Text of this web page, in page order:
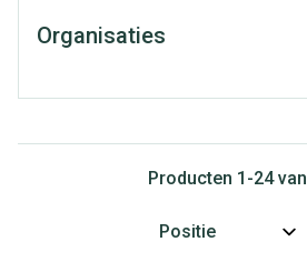
Organisaties
Producten 1 -24van
Sorteer op: